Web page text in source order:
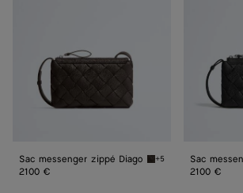
Sac messenger zippé Diago Fondant Sac
+5
2100 €
Sac
2100 €